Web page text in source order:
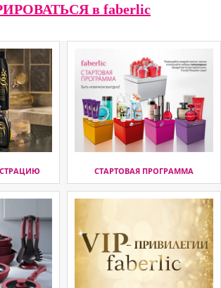
в faberlic
СТАРТОВАЯ ПРОГРАММА